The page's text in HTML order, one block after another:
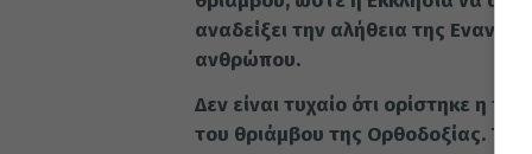
αναδείξει την αλήθεια της
ανθρώπου.
Δεν είναι τυχαίο ότι ορίστηκε η
του θριάμβου της Ορθοδοξίας. Το